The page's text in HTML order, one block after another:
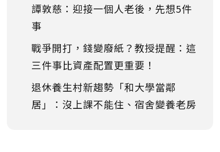
譚敦慈：迎接一個人老後，先想5件
事
戰爭開打，錢變廢紙？教授提醒：這
三件事比資產配置更重要！
退休養生村新趨勢「和大學當鄰
居」：沒上課不能住、宿舍變養老房